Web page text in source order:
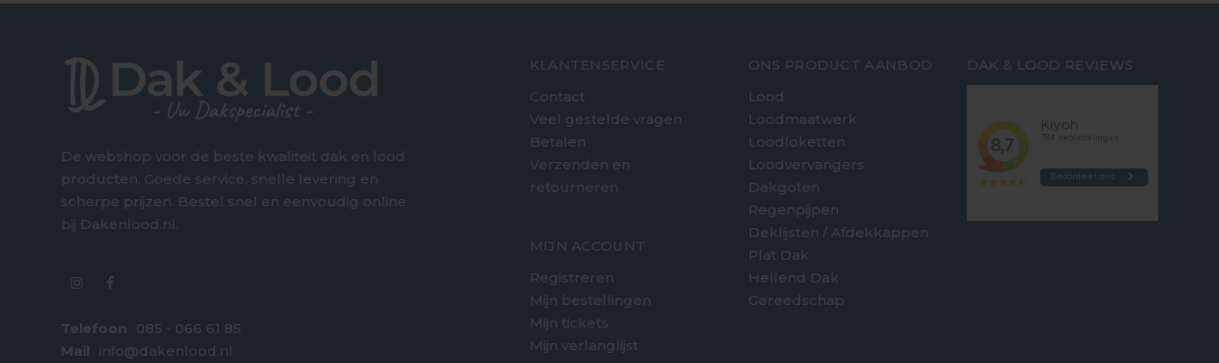
De webshop voor de beste kwaliteit dak en lood
producten. Goede service, snelle levering en
scherpe prijzen. Bestel snel en eenvoudig online
bij Dakenlood.nl.
Telefoon
085 - 066 61 85
Mail
info@dakenlood.nl
KLANTENSERVICE
Contact
Veel gestelde vragen
Betalen
Verzenden en
retourneren
MIJN ACCOUNT
Registreren
Mijn bestellingen
Mijn tickets
Mijn verlanglijst
ONS PRODUCT AANBOD
Lood
Loodmaatwerk
Loodloketten
Loodvervangers
Dakgoten
Regenpijpen
Deklijsten / Afdekkappen
Plat Dak
Hellend Dak
Gereedschap
DAK & LOOD REVIEWS